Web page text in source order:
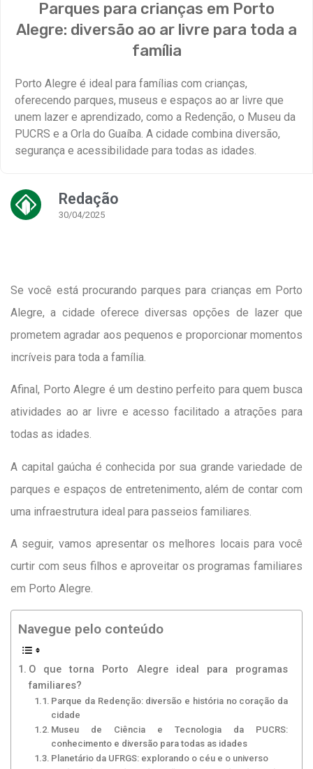
Parques para crianças em Porto
Alegre: diversão ao ar livre para toda a
família
Porto Alegre é ideal para famílias com crianças,
oferecendo parques, museus e espaços ao ar livre que
unem lazer e aprendizado, como a Redenção, o Museu da
PUCRS e a Orla do Guaíba. A cidade combina diversão,
segurança e acessibilidade para todas as idades.
Redação
30/04/2025
Se você está procurando parques para crianças em Porto
Alegre, a cidade oferece diversas opções de lazer que
prometem agradar aos pequenos e proporcionar momentos
incríveis para toda a família.
Afinal, Porto Alegre é um destino perfeito para quem busca
atividades ao ar livre e acesso facilitado a atrações para
todas as idades.
A capital gaúcha é conhecida por sua grande variedade de
parques e espaços de entretenimento, além de contar com
uma infraestrutura ideal para passeios familiares.
A seguir, vamos apresentar os melhores locais para você
curtir com seus filhos e aproveitar os programas familiares
em Porto Alegre.
Navegue pelo conteúdo
O que torna Porto Alegre ideal para programas
familiares?
Parque da Redenção: diversão e história no coração da
cidade
Museu de Ciência e Tecnologia da PUCRS:
conhecimento e diversão para todas as idades
Planetário da UFRGS: explorando o céu e o universo